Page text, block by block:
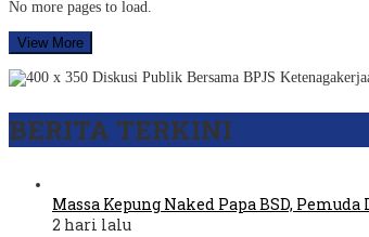
No more pages to load.
View More
BERITA TERKINI
Massa Kepung Naked Papa BSD,
2 hari lalu